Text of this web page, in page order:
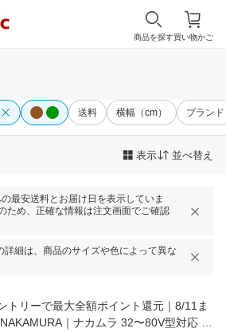
買い物かご
商品を探す
送料 横幅（cm） ブランド
表示 並べ替え
最安送料とお届け日を表示していま
ため、正確な情報は注文画面でご確認
詳細は、商品のサイズや色によって異な
ントリーで最大全額ポイント還元｜8/11ま
｜ナカムラ 32〜80V型対応 テ